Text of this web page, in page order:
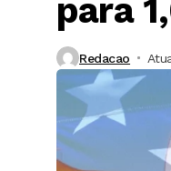
para
Redacao